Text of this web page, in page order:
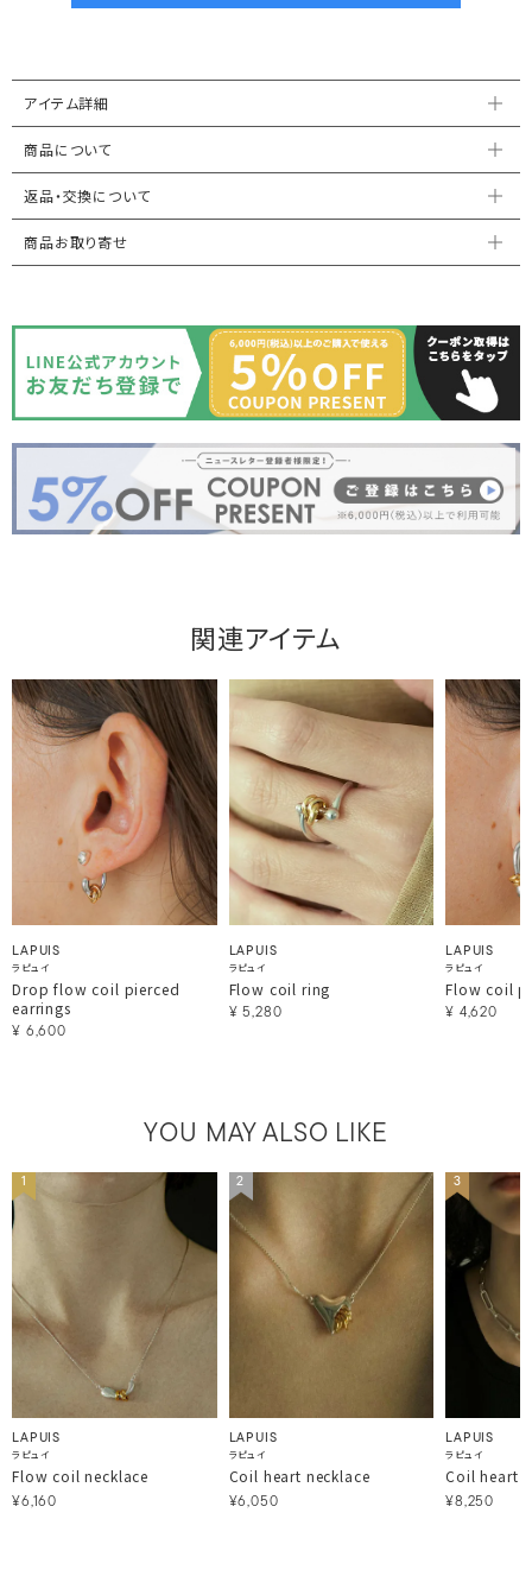
アイテム詳細
商品について
返品・交換について
商品お取り寄せ
関連アイテム
LAPUIS
ラピュイ
Drop flow coil pierced
earrings
¥ 6,600
LAPUIS
ラピュイ
Flow coil ring
¥ 5,280
LAPUIS
ラピュイ
Flow coil
¥ 4,620
YOU MAY ALSO LIKE
1
LAPUIS
ラピュイ
Flow coil necklace
¥6,160
2
LAPUIS
ラピュイ
Coil heart necklace
¥6,050
3
LAPUIS
ラピュイ
Coil heart
¥8,250